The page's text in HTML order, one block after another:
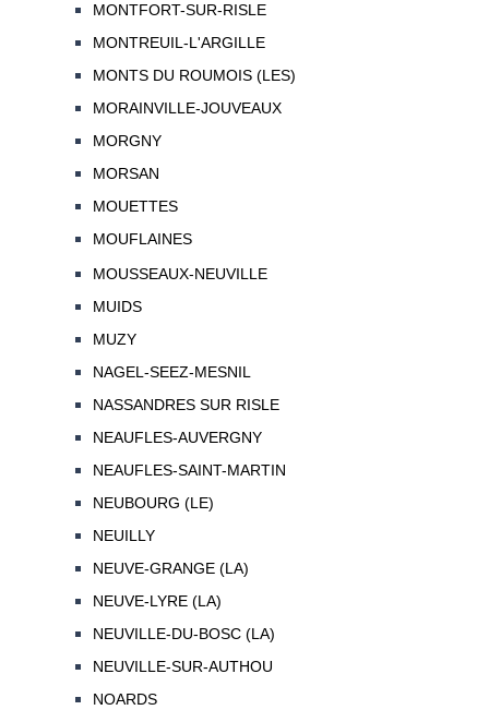
MONTFORT-SUR-RISLE
MONTREUIL-L'ARGILLE
MONTS DU ROUMOIS (LES)
MORAINVILLE-JOUVEAUX
MORGNY
MORSAN
MOUETTES
MOUFLAINES
MOUSSEAUX-NEUVILLE
MUIDS
MUZY
NAGEL-SEEZ-MESNIL
NASSANDRES SUR RISLE
NEAUFLES-AUVERGNY
NEAUFLES-SAINT-MARTIN
NEUBOURG (LE)
NEUILLY
NEUVE-GRANGE (LA)
NEUVE-LYRE (LA)
NEUVILLE-DU-BOSC (LA)
NEUVILLE-SUR-AUTHOU
NOARDS